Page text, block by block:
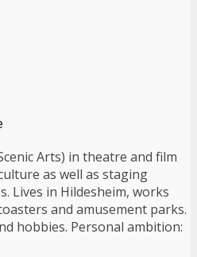
Arts) in theatre and film
as well as staging
Lives in Hildesheim, works
and amusement parks.
hobbies. Personal ambition: